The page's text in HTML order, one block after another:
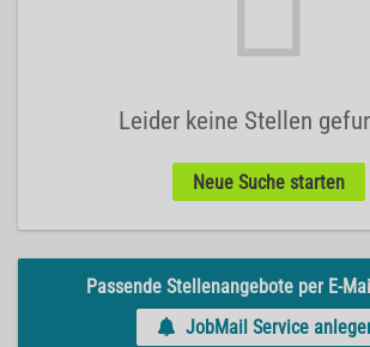
Leider keine Stellen
Neue Suche starten
Passende Stellenangebote per E-
JobMail Service